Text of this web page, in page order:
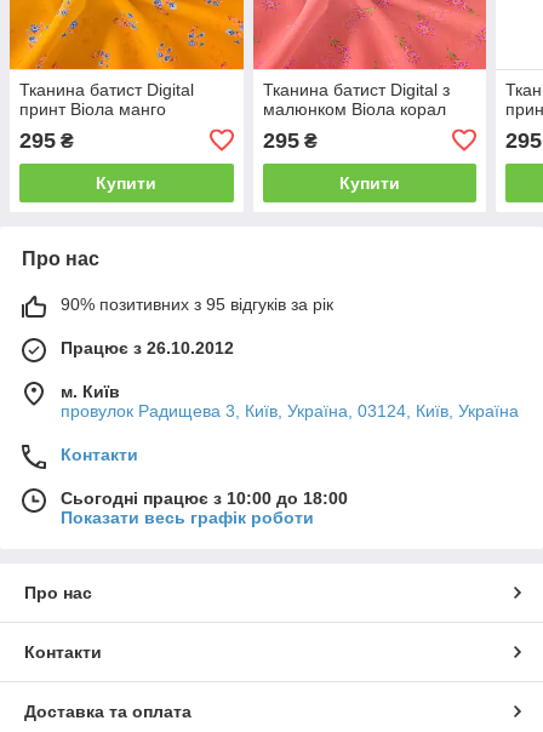
Тканина батист Digital
принт Віола манго
295 ₴
Купити
Тканина батист Digital з
малюнком Віола корал
295₴
Купити
295
Про нас
90% позитивних з 95 відгуків за рік
Працює з 26.10.2012
м. Київ
провулок Радищева 3, Київ, Україна, 03124, Київ, Україна
Контакти
Сьогодні працює з 10:00 до 18:00
Показати весь графік роботи
Про нас
Контакти
Доставка та оплата